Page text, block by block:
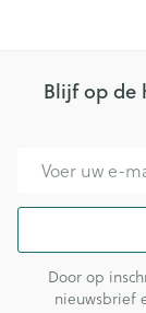
Blijf op de
Door op
nieuwsbrief